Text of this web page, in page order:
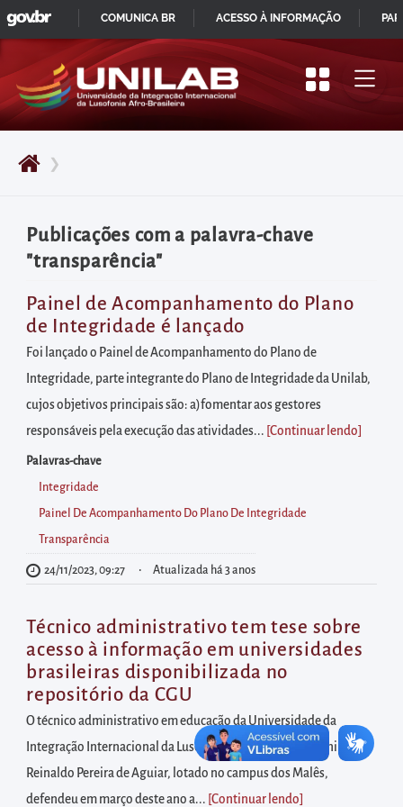
Pular
para
início
do
principal
Acessar
diretamente
o
menu
principal
Acessar
diretamente
à
área
para
realizar
buscas
internas
Acessar
as
informações
postas
no
rodapé
❯
Publicações com a palavra-chave
"transparência"
Painel de Acompanhamento do Plano
de Integridade é lançado
Foi lançado o Painel de Acompanhamento do Plano de
Integridade, parte integrante do Plano de Integridade da Unilab,
cujos objetivos principais são: a)fomentar aos gestores
responsáveis pela execução das atividades... [Continuar lendo
Palavras-chave
Integridade
Painel De Acompanhamento Do Plano De Integridade
Transparência
24/11/2023, 09:27 Atualizada há 3 anos
Técnico administrativo tem tese sobre
acesso à informação em universidades
brasileiras disponibilizada no
repositório da CGU
O técnico administrativo em educação da Universidade da
Integração Internacional da Lusofonia Afro-Brasileira (Unilab),
Reinaldo Pereira de Aguiar, lotado no campus dos Malês,
defendeu em março deste ano a... [Continuar lendo
IR
PARA
CONTEÚDO
GOVBR
COMUNICA BR ACESSO À INFORMAÇÃO